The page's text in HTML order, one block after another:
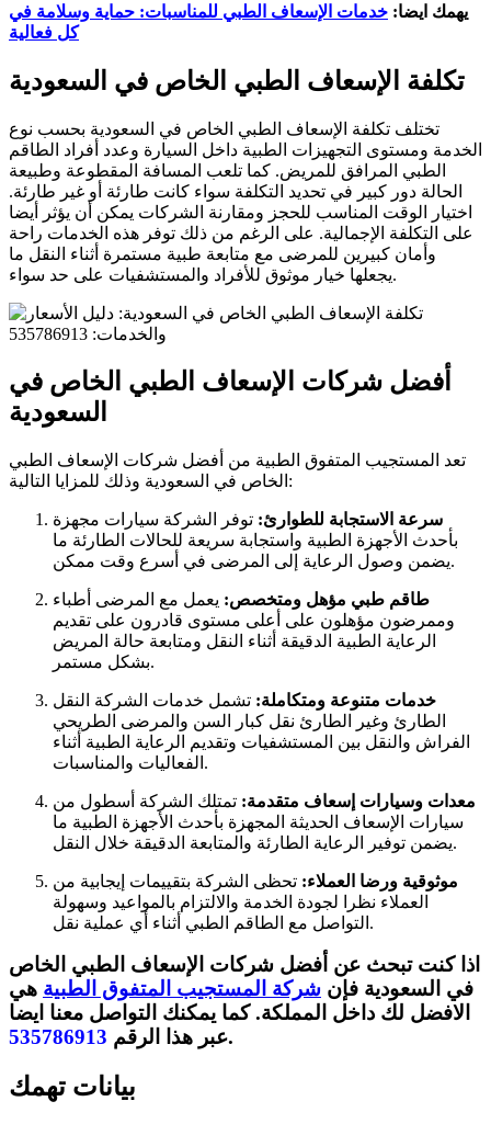
يهمك ايضا: خدمات الإسعاف الطبي للمناسبات: حماية وسلامة في
كل فعالية
تكلفة الإسعاف الطبي الخاص في السعودية
تختلف تكلفة الإسعاف الطبي الخاص في السعودية بحسب نوع
الخدمة ومستوى التجهيزات الطبية داخل السيارة وعدد أفراد الطاقم
الطبي المرافق للمريض. كما تلعب المسافة المقطوعة وطبيعة
الحالة دور كبير في تحديد التكلفة سواء كانت طارئة أو غير طارئة.
اختيار الوقت المناسب للحجز ومقارنة الشركات يمكن أن يؤثر أيضا
على التكلفة الإجمالية. على الرغم من ذلك توفر هذه الخدمات راحة
وأمان كبيرين للمرضى مع متابعة طبية مستمرة أثناء النقل ما
يجعلها خيار موثوق للأفراد والمستشفيات على حد سواء.
أفضل شركات الإسعاف الطبي الخاص في
السعودية
تعد المستجيب المتفوق الطبية من أفضل شركات الإسعاف الطبي
الخاص في السعودية وذلك للمزايا التالية:
سرعة الاستجابة للطوارئ: توفر الشركة سيارات مجهزة
بأحدث الأجهزة الطبية واستجابة سريعة للحالات الطارئة ما
يضمن وصول الرعاية إلى المرضى في أسرع وقت ممكن.
طاقم طبي مؤهل ومتخصص: يعمل مع المرضى أطباء
وممرضون مؤهلون على أعلى مستوى قادرون على تقديم
الرعاية الطبية الدقيقة أثناء النقل ومتابعة حالة المريض
بشكل مستمر.
خدمات متنوعة ومتكاملة: تشمل خدمات الشركة النقل
الطارئ وغير الطارئ نقل كبار السن والمرضى الطريحي
الفراش والنقل بين المستشفيات وتقديم الرعاية الطبية أثناء
الفعاليات والمناسبات.
معدات وسيارات إسعاف متقدمة: تمتلك الشركة أسطول من
سيارات الإسعاف الحديثة المجهزة بأحدث الأجهزة الطبية ما
يضمن توفير الرعاية الطارئة والمتابعة الدقيقة خلال النقل.
موثوقية ورضا العملاء: تحظى الشركة بتقييمات إيجابية من
العملاء نظرا لجودة الخدمة والالتزام بالمواعيد وسهولة
التواصل مع الطاقم الطبي أثناء أي عملية نقل.
اذا كنت تبحث عن أفضل شركات الإسعاف الطبي الخاص
في السعودية فإن شركة المستجيب المتفوق الطبية هي
الافضل لك داخل المملكة. كما يمكنك التواصل معنا ايضا
عبر هذا الرقم 535786913 .
بيانات تهمك